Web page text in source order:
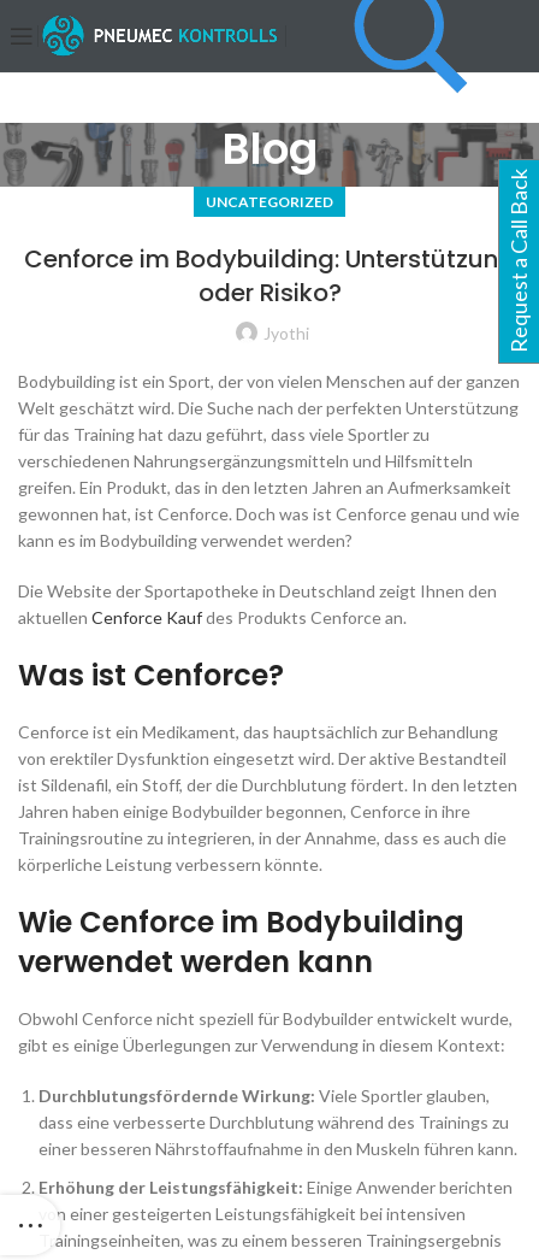
Blog
UNCATEGORIZED
Cenforce im Bodybuilding: Unterstützung
oder Risiko?
Jyothi
Bodybuilding ist ein Sport, der von vielen Menschen auf der ganzen
Welt geschätzt wird. Die Suche nach der perfekten Unterstützung
für das Training hat dazu geführt, dass viele Sportler zu
verschiedenen Nahrungsergänzungsmitteln und Hilfsmitteln
greifen. Ein Produkt, das in den letzten Jahren an Aufmerksamkeit
gewonnen hat, ist Cenforce. Doch was ist Cenforce genau und wie
kann es im Bodybuilding verwendet werden?
Die Website der Sportapotheke in Deutschland zeigt Ihnen den
aktuellen Cenforce Kaufdes Produkts Cenforce an.
Was ist Cenforce?
Cenforce ist ein Medikament, das hauptsächlich zur Behandlung
von erektiler Dysfunktion eingesetzt wird. Der aktive Bestandteil
ist Sildenafil, ein Stoff, der die Durchblutung fördert. In den letzten
Jahren haben einige Bodybuilder begonnen, Cenforce in ihre
Trainingsroutine zu integrieren, in der Annahme, dass es auch die
körperliche Leistung verbessern könnte.
Wie Cenforce im Bodybuilding
verwendet werden kann
Obwohl Cenforce nicht speziell für Bodybuilder entwickelt wurde,
gibt es einige Überlegungen zur Verwendung in diesem Kontext:
Durchblutungsfördernde Wirkung: Viele Sportler glauben,
dass eine verbesserte Durchblutung während des Trainings zu
einer besseren Nährstoffaufnahme in den Muskeln führen kann.
Erhöhung der Leistungsfähigkeit: Einige Anwender berichten
von einer gesteigerten Leistungsfähigkeit bei intensiven
Trainingseinheiten, was zu einem besseren Trainingsergebnis
Request a Call Back